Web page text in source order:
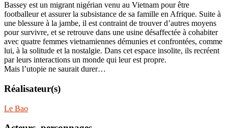
Bassey est un migrant nigérian venu au Vietnam pour être
footballeur et assurer la subsistance de sa famille en Afrique. Suite à
une blessure à la jambe, il est contraint de trouver d’autres moyens
pour survivre, et se retrouve dans une usine désaffectée à cohabiter
avec quatre femmes vietnamiennes démunies et confrontées, comme
lui, à la solitude et la nostalgie. Dans cet espace insolite, ils recréent
par leurs interactions un monde qui leur est propre.
Mais l’utopie ne saurait durer…
Réalisateur(s)
Le Bao